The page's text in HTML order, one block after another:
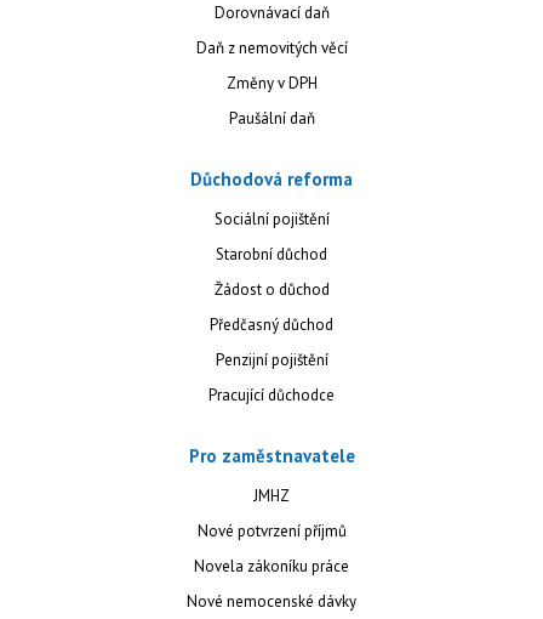
Dorovnávací daň
Daň z nemovitých věcí
Změny v DPH
Paušální daň
Důchodová reforma
Sociální pojištění
Starobní důchod
Žádost o důchod
Předčasný důchod
Penzijní pojištění
Pracující důchodce
Pro zaměstnavatele
JMHZ
Nové potvrzení příjmů
Novela zákoníku práce
Nové nemocenské dávky